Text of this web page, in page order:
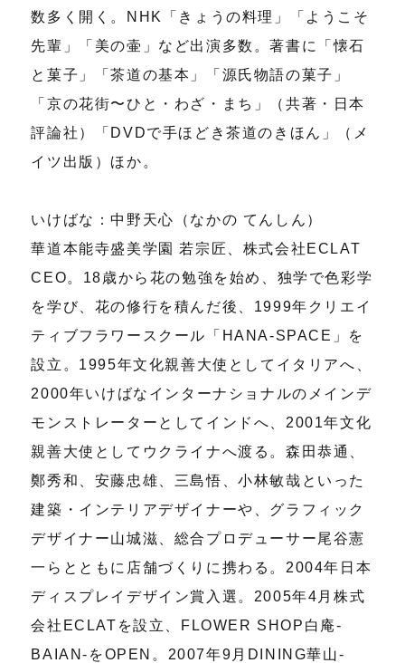
数多く開く。NHK「きょうの料理」「ようこそ
先輩」「美の壷」など出演多数。著書に「懐石
と菓子」「茶道の基本」「源氏物語の菓子」
「京の花街〜ひと・わざ・まち」（共著・日本
評論社）「DVDで手ほどき茶道のきほん」（メ
イツ出版）ほか。
いけばな：中野天心（なかの てんしん）
華道本能寺盛美学園 若宗匠、株式会社ECLAT
CEO。18歳から花の勉強を始め、独学で色彩学
を学び、花の修行を積んだ後、1999年クリエイ
ティブフラワースクール「HANA-SPACE」を
設立。1995年文化親善大使としてイタリアへ、
2000年いけばなインターナショナルのメインデ
モンストレーターとしてインドへ、2001年文化
親善大使としてウクライナへ渡る。森田恭通、
鄭秀和、安藤忠雄、三島悟、小林敏哉といった
建築・インテリアデザイナーや、グラフィック
デザイナー山城滋、総合プロデューサー尾谷憲
一らとともに店舗づくりに携わる。2004年日本
ディスプレイデザイン賞入選。2005年4月株式
会社ECLATを設立、FLOWER SHOP白庵-
BAIAN-をOPEN。2007年9月DINING華山-